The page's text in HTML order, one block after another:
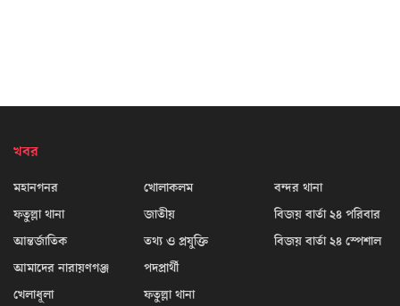
খবর
মহানগনর
ফতুল্লা থানা
আন্তর্জাতিক
আমাদের নারায়ণগঞ্জ
খেলাধূলা
খোলাকলম
জাতীয়
তথ্য ও প্রযুক্তি
পদপ্রার্থী
ফতুল্লা থানা
বন্দর থানা
বিজয় বার্তা ২৪ পরিবার
বিজয় বার্তা ২৪ স্পেশাল